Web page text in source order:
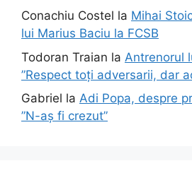
Conachiu Costel la Mihai
lui Marius Baciu la FCSB
Todoran Traian la Antrenorul
”Respect toți adversarii, dar
Gabriel la Adi Popa, despre
”N-aș fi crezut”